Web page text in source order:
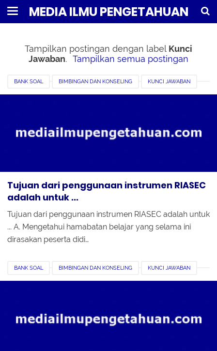
MEDIA ILMU PENGETAHUAN
Tampilkan postingan dengan label Kunci
Jawaban. Tampilkan semua postingan
BANK SOAL BIMBINGAN DAN KONSELING KUNCI JAWABAN
LATIHAN PEMAHAMAN LAYANAN PEMINATAN DAN RESPONSIF
Tujuan dari penggunaan instrumen RIASEC
adalah untuk ...
Tujuan dari penggunaan instrumen RIASEC adalah untuk
... A. Mengetahui hamabatan belajar yang selama ini
dirasakan peserta didi…
BANK SOAL BIMBINGAN DAN KONSELING KUNCI JAWABAN
LATIHAN PEMAHAMAN LAYANAN PEMINATAN DAN RESPONSIF